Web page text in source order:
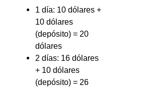
1 día: 10 dólares +
10 dólares
(depósito) = 20
dólares
2 días: 16 dólares
+ 10 dólares
(depósito) = 26